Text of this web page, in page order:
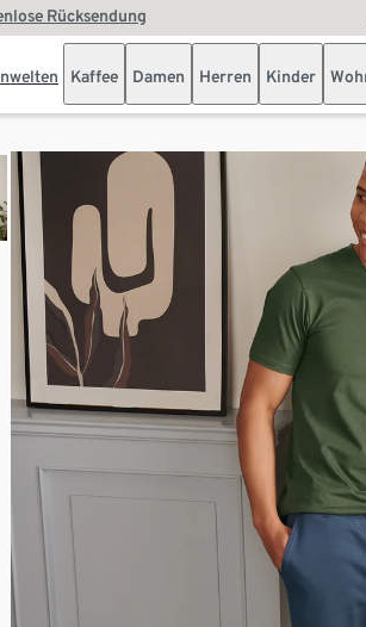
Rücksendung
Kaffee Damen Herren Kinder